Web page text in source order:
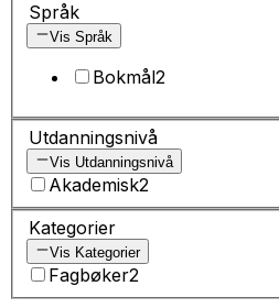
Språk
Vis Språk
Bokmål2
Utdanningsnivå
Vis Utdanningsnivå
Akademisk2
Kategorier
Vis Kategorier
Fagbøker2